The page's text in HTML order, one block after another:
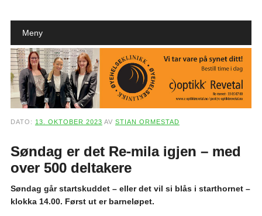
Main menu
Meny
DATO: 13. OKTOBER 2023 AV STIAN ORMESTAD
Søndag er det Re-mila igjen – med
over 500 deltakere
Søndag går startskuddet – eller det vil si blås i starthornet –
klokka 14.00. Først ut er barneløpet.